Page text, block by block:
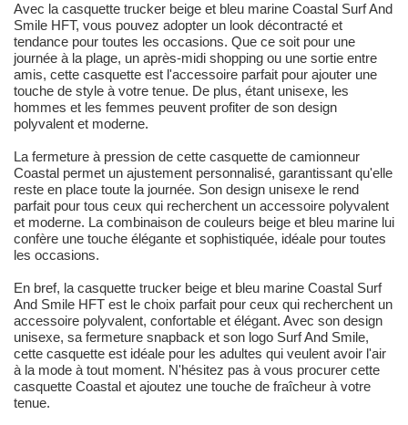
Avec la casquette trucker beige et bleu marine Coastal Surf And
Smile HFT, vous pouvez adopter un look décontracté et
tendance pour toutes les occasions. Que ce soit pour une
journée à la plage, un après-midi shopping ou une sortie entre
amis, cette casquette est l'accessoire parfait pour ajouter une
touche de style à votre tenue. De plus, étant unisexe, les
hommes et les femmes peuvent profiter de son design
polyvalent et moderne.
La fermeture à pression de cette casquette de camionneur
Coastal permet un ajustement personnalisé, garantissant qu'elle
reste en place toute la journée. Son design unisexe le rend
parfait pour tous ceux qui recherchent un accessoire polyvalent
et moderne. La combinaison de couleurs beige et bleu marine lui
confère une touche élégante et sophistiquée, idéale pour toutes
les occasions.
En bref, la casquette trucker beige et bleu marine Coastal Surf
And Smile HFT est le choix parfait pour ceux qui recherchent un
accessoire polyvalent, confortable et élégant. Avec son design
unisexe, sa fermeture snapback et son logo Surf And Smile,
cette casquette est idéale pour les adultes qui veulent avoir l'air
à la mode à tout moment. N'hésitez pas à vous procurer cette
casquette Coastal et ajoutez une touche de fraîcheur à votre
tenue.